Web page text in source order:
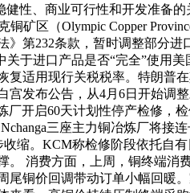
健性、商业可行性和开发准
铜矿区（Olympic Copper
》第232条款，暂时调整部分
于进口产品是否“完全”使用
复适用现行关税税率。特朗
发布公告，从4月6日开始调
厂开启60天计划性停产检修
三座主力铜冶炼厂将
缩。KCM称检修阶段依托自
消费方面，上周，铜终端
铜价回调带动订单小幅回